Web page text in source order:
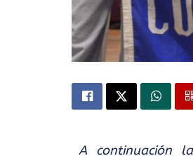
A continuación